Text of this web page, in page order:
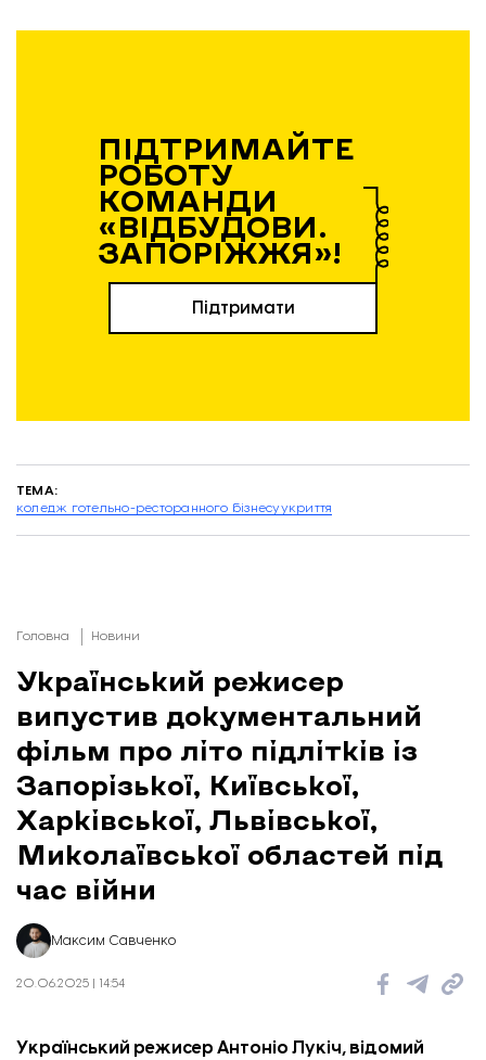
ПІДТРИМАЙТЕ
РОБОТУ
КОМАНДИ
«ВІДБУДОВИ.
ЗАПОРІЖЖЯ»!
Підтримати
ТЕМА:
коледж готельно-ресторанного бізнесуукриття
Головна Новини
Український режисер
випустив документальний
фільм про літо підлітків із
Запорізької, Київської,
Харківської, Львівської,
Миколаївської областей під
час війни
Максим Савченко
20.06.2025 | 14:54
Український режисер Антоніо Лукіч, відомий